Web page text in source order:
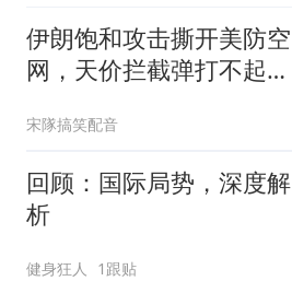
伊朗饱和攻击撕开美防空
网，天价拦截弹打不起，
宋隊搞笑配音
回顾：国际局势，深度解
析
健身狂人 1跟贴